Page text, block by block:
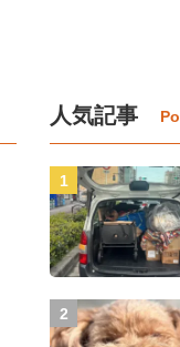
人気記事